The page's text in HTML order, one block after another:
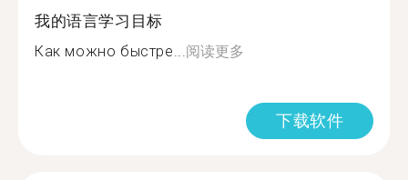
我的语言学习目标
Как можно быстре... 阅读更多
下载软件